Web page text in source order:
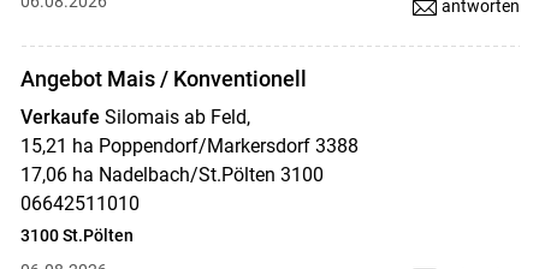
Skip to main content
antworten
Angebot Mais / Konventionell
Verkaufe Silomais ab Feld,
15,21 ha Poppendorf/Markersdorf 3388
17,06 ha Nadelbach/St.Pölten 3100
06642511010
3100 St.Pölten